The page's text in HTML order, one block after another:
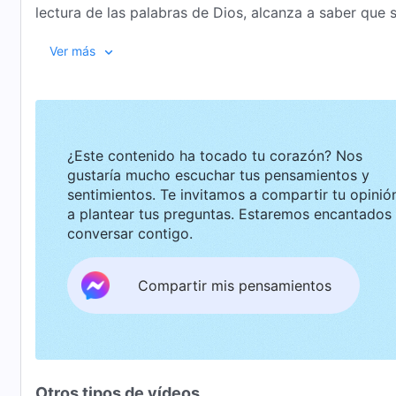
lectura de las palabras de Dios, alcanza a saber
disciplina de Dios. Después de muchos años de
mientras hace su deber y caminar por la senda de la
Ver más
¿Este contenido ha tocado tu corazón? Nos
gustaría mucho escuchar tus pensamientos y
sentimientos. Te invitamos a compartir tu opinión o
a plantear tus preguntas. Estaremos encantados de
conversar contigo.
Compartir mis pensamientos